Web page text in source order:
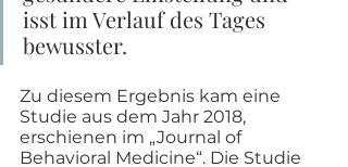
isst im Verlauf des Tages
bewusster.
Zu diesem Ergebnis kam eine
Studie aus dem Jahr 2018,
erschienen im „Journal of
Behavioral Medicine“. Die Studie